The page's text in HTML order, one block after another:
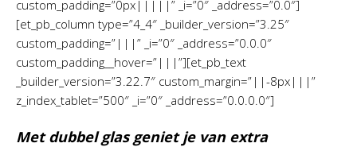
custom_padding=”0px|||||” _i=”0″ _address=”0.0″]
[et_pb_column type=”4_4″ _builder_version=”3.25″
custom_padding=”|||” _i=”0″ _address=”0.0.0″
custom_padding__hover=”|||”][et_pb_text
_builder_version=”3.22.7″ custom_margin=”||-8px|||”
z_index_tablet=”500″ _i=”0″ _address=”0.0.0.0″]
Met dubbel glas geniet je van extra